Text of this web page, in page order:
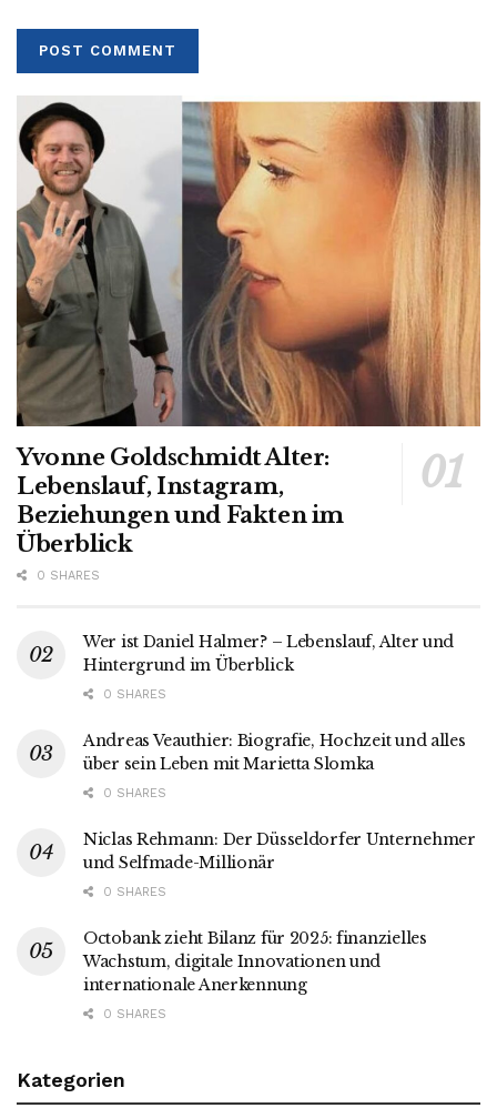
Yvonne Goldschmidt Alter:
Lebenslauf, Instagram,
Beziehungen und Fakten im
Überblick
0 SHARES
Wer ist Daniel Halmer? – Lebenslauf, Alter und
Hintergrund im Überblick
0 SHARES
Andreas Veauthier: Biografie, Hochzeit und alles
über sein Leben mit Marietta Slomka
0 SHARES
Niclas Rehmann: Der Düsseldorfer Unternehmer
und Selfmade-Millionär
0 SHARES
Octobank zieht Bilanz für 2025: finanzielles
Wachstum, digitale Innovationen und
internationale Anerkennung
0 SHARES
Kategorien